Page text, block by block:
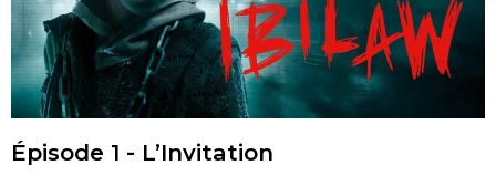
Épisode 1 - L’Invitation